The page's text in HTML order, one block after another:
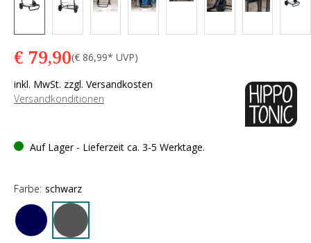
€ 79,90(€ 86,99* UVP)
inkl. MwSt. zzgl. Versandkosten
Versandkonditionen
Auf Lager - Lieferzeit ca. 3-5 Werktage.
Farbe: schwarz